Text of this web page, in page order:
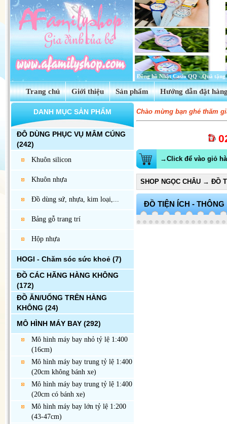
Tinh dầu hoa anh thảo Evening
Trang chủ Giới thiệu Sản phẩm Hướng dẫn đặt
DANH MỤC SẢN PHẨM
ĐÔ DÙNG PHỤC VỤ MÂM CÚNG
(242)
Khuôn silicon
Khuôn nhựa
Đồ dùng sứ, nhựa, kim loại,...
Bảng gỗ trang trí
Hộp nhựa
HOGI - Chăm sóc sức khoẻ (7)
ĐỒ CÁC HÃNG HÀNG KHÔNG
(172)
ĐỒ ĂN/UỐNG TRÊN HÀNG
KHÔNG (24)
MÔ HÌNH MÁY BAY (292)
Mô hình máy bay nhỏ tỷ lệ 1:400
(16cm)
Mô hình máy bay trung tỷ lệ 1:400
(20cm không bánh xe)
Mô hình máy bay trung tỷ lệ 1:400
(20cm có bánh xe)
Mô hình máy bay lớn tỷ lệ 1:200
(43-47cm)
Chào mừng bạn ghé thăm
→Click để vào giỏ
SHOP NGỌC CHÂU → ĐỒ
ĐỒ TIỆN ÍCH - THÔNG